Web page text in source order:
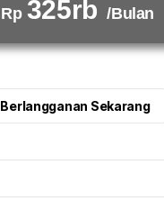
Rp 325rb /Bulan
Berlangganan Sekarang